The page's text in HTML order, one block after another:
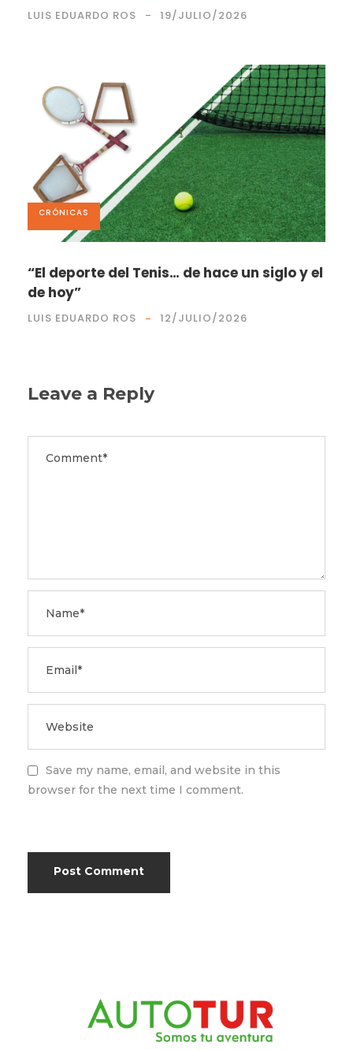
LUIS EDUARDO ROS 19/JULIO/2026
CRÓNICAS
“El deporte del Tenis… de hace un siglo y el
de hoy”
LUIS EDUARDO ROS 12/JULIO/2026
Leave a Reply
Save my name, email, and website in this
browser for the next time I comment.